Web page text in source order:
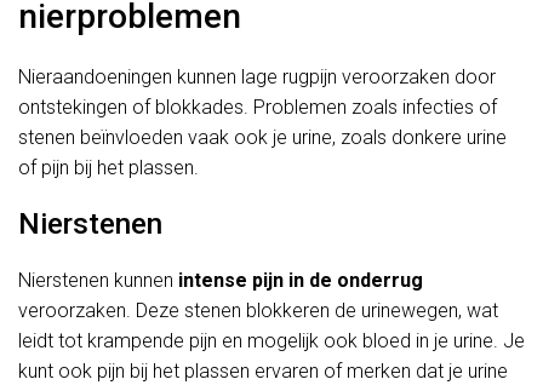
nierproblemen
Nieraandoeningen kunnen lage rugpijn veroorzaken door
ontstekingen of blokkades. Problemen zoals infecties of
stenen beïnvloeden vaak ook je urine, zoals donkere urine
of pijn bij het plassen.
Nierstenen
Nierstenen kunnen intense pijn in de onderrug
veroorzaken. Deze stenen blokkeren de urinewegen, wat
leidt tot krampende pijn en mogelijk ook bloed in je urine. Je
kunt ook pijn bij het plassen ervaren of merken dat je urine